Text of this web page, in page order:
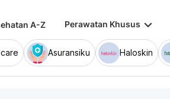
A-Z Perawatan Khusus keyboard_arrow_down
Asuransiku Haloskin